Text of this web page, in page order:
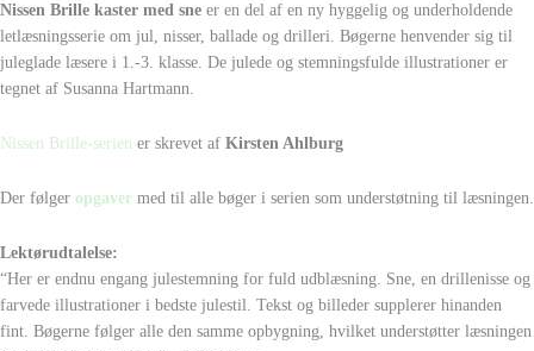
Nissen Brille kaster med sne er en del af en ny hyggelig og underholdende
letlæsningsserie om jul, nisser, ballade og drilleri. Bøgerne henvender sig til
juleglade læsere i 1.-3. klasse. De julede og stemningsfulde illustrationer er
tegnet af Susanna Hartmann.
Nissen Brille-serien er skrevet af Kirsten Ahlburg
Der følger opgaver med til alle bøger i serien som understøtning til læsningen.
Lektørudtalelse:
“Her er endnu engang julestemning for fuld udblæsning. Sne, en drillenisse og
farvede illustrationer i bedste julestil. Tekst og billeder supplerer hinanden
fint. Bøgerne følger alle den samme opbygning, hvilket understøtter læsningen